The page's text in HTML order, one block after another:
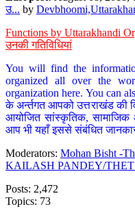
उ... by
Functions by Uttarakhandi
उनकी गतिविधियां
You will find the
organized all over the
organization here. You can
के अर्न्तगत आपको उत्तराखंड की
आयोजित सांस्कृतिक, सामाजिक
आप भी यहाँ इससे संबंधित
Moderators: Mohan Bisht -
KAILASH PANDEY/
Posts: 2,472
Topics: 73